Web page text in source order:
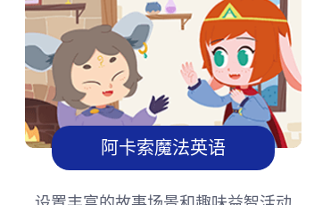
阿卡索魔法英语